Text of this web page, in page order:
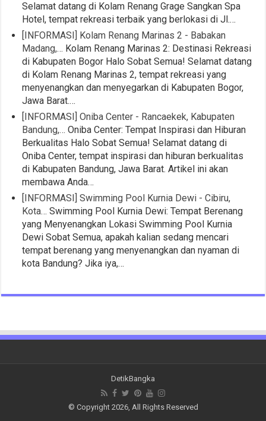
Selamat datang di Kolam Renang Grage Sangkan Spa
Hotel, tempat rekreasi terbaik yang berlokasi di Jl.…
[INFORMASI] Kolam Renang Marinas 2 - Babakan
Madang,… Kolam Renang Marinas 2: Destinasi Rekreasi
di Kabupaten Bogor Halo Sobat Semua! Selamat datang
di Kolam Renang Marinas 2, tempat rekreasi yang
menyenangkan dan menyegarkan di Kabupaten Bogor,
Jawa Barat.…
[INFORMASI] Oniba Center - Rancaekek, Kabupaten
Bandung,… Oniba Center: Tempat Inspirasi dan Hiburan
Berkualitas Halo Sobat Semua! Selamat datang di
Oniba Center, tempat inspirasi dan hiburan berkualitas
di Kabupaten Bandung, Jawa Barat. Artikel ini akan
membawa Anda…
[INFORMASI] Swimming Pool Kurnia Dewi - Cibiru,
Kota… Swimming Pool Kurnia Dewi: Tempat Berenang
yang Menyenangkan Lokasi Swimming Pool Kurnia
Dewi Sobat Semua, apakah kalian sedang mencari
tempat berenang yang menyenangkan dan nyaman di
kota Bandung? Jika iya,…
DetikBangka
© Copyright 2026, All Rights Reserved